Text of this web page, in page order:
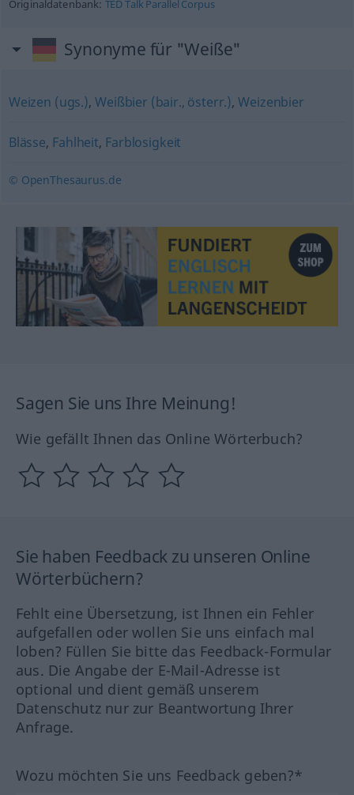
Originaldatenbank: TED Talk Parallel Corpus
Synonyme für "Weiße"
Weizen (ugs.),Weißbier (bair., österr.),Weizenbier
Blässe, Fahlheit, Farblosigkeit
© OpenThesaurus.de
Sagen Sie uns Ihre Meinung!
Wie gefällt Ihnen das Online Wörterbuch?
Sie haben Feedback zu unseren Online
Wörterbüchern?
Fehlt eine Übersetzung, ist Ihnen ein Fehler
aufgefallen oder wollen Sie uns einfach mal
loben? Füllen Sie bitte das Feedback-Formular
aus. Die Angabe der E-Mail-Adresse ist
optional und dient gemäß unserem
Datenschutz nur zur Beantwortung Ihrer
Anfrage.
Wozu möchten Sie uns Feedback geben?*